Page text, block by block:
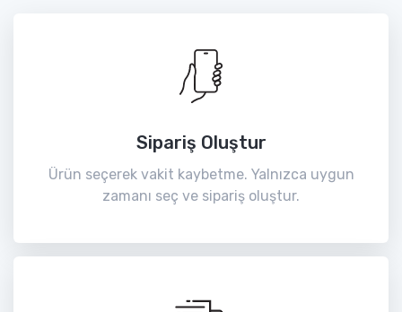
Sipariş Oluştur
Ürün seçerek vakit kaybetme. Yalnızca uygun
zamanı seç ve sipariş oluştur.